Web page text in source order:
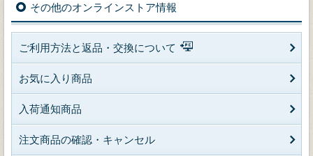
その他のオンラインストア情報
ご利用方法と返品・交換について
お気に入り商品
入荷通知商品
注文商品の確認・キャンセル